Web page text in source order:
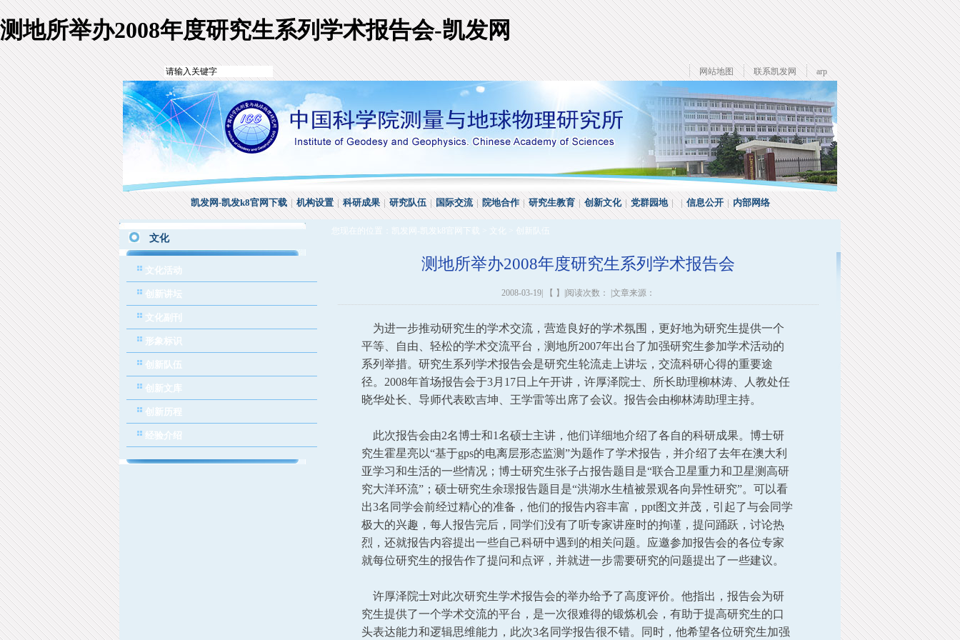
测地所举办2008年度研究生系列学术报告会-凯发网
网站地图 联系凯发网 arp
凯发网-凯发k8官网下载|机构设置|科研成果|研究队伍|国际交流|院地合作|研究生教育|创新文化|党群园地| |信息公开|内部网络
文化
文化活动
创新讲坛
文化副刊
形象标识
创新队伍
创新文库
创新历程
经验介绍
您现在的位置： 凯发网-凯发k8官网下载 文化 创新队伍
测地所举办2008年度研究生系列学术报告会
2008-03-19| 【 】|阅读次数： |文章来源：
为进一步推动研究生的学术交流，营造良好的学术氛围，更好地为研究生提供一个
平等、自由、轻松的学术交流平台，测地所2007年出台了加强研究生参加学术活动的
系列举措。研究生系列学术报告会是研究生轮流走上讲坛，交流科研心得的重要途
径。2008年首场报告会于3月17日上午开讲，许厚泽院士、所长助理柳林涛、人教处任
晓华处长、导师代表欧吉坤、王学雷等出席了会议。报告会由柳林涛助理主持。
此次报告会由2名博士和1名硕士主讲，他们详细地介绍了各自的科研成果。博士研
究生霍星亮以“基于gps的电离层形态监测”为题作了学术报告，并介绍了去年在澳大利
亚学习和生活的一些情况；博士研究生张子占报告题目是“联合卫星重力和卫星测高研
究大洋环流”；硕士研究生余璟报告题目是“洪湖水生植被景观各向异性研究”。可以看
出3名同学会前经过精心的准备，他们的报告内容丰富，ppt图文并茂，引起了与会同学
极大的兴趣，每人报告完后，同学们没有了听专家讲座时的拘谨，提问踊跃，讨论热
烈，还就报告内容提出一些自己科研中遇到的相关问题。应邀参加报告会的各位专家
就每位研究生的报告作了提问和点评，并就进一步需要研究的问题提出了一些建议。
许厚泽院士对此次研究生学术报告会的举办给予了高度评价。他指出，报告会为研
究生提供了一个学术交流的平台，是一次很难得的锻炼机会，有助于提高研究生的口
头表达能力和逻辑思维能力，此次3名同学报告很不错。同时，他希望各位研究生加强